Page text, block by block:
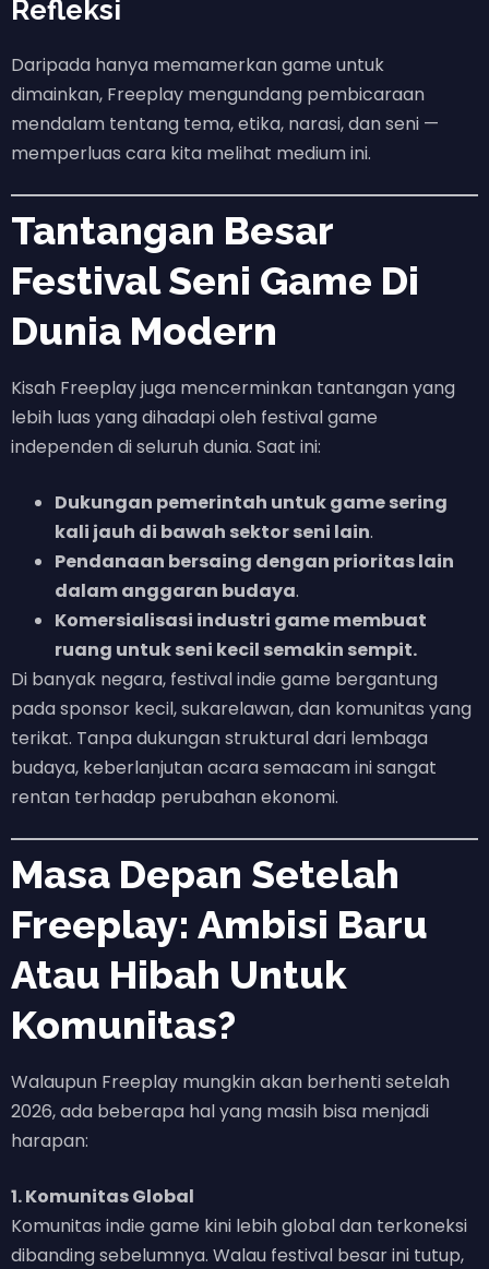
Refleksi
Daripada hanya memamerkan game untuk
dimainkan, Freeplay mengundang pembicaraan
mendalam tentang tema, etika, narasi, dan seni —
memperluas cara kita melihat medium ini.
Tantangan Besar
Festival Seni Game Di
Dunia Modern
Kisah Freeplay juga mencerminkan tantangan yang
lebih luas yang dihadapi oleh festival game
independen di seluruh dunia. Saat ini:
Dukungan pemerintah untuk game sering
kali jauh di bawah sektor seni lain.
Pendanaan bersaing dengan prioritas lain
dalam anggaran budaya.
Komersialisasi industri game membuat
ruang untuk seni kecil semakin sempit.
Di banyak negara, festival indie game bergantung
pada sponsor kecil, sukarelawan, dan komunitas yang
terikat. Tanpa dukungan struktural dari lembaga
budaya, keberlanjutan acara semacam ini sangat
rentan terhadap perubahan ekonomi.
Masa Depan Setelah
Freeplay: Ambisi Baru
Atau Hibah Untuk
Komunitas?
Walaupun Freeplay mungkin akan berhenti setelah
2026, ada beberapa hal yang masih bisa menjadi
harapan:
1. Komunitas Global
Komunitas indie game kini lebih global dan terkoneksi
dibanding sebelumnya. Walau festival besar ini tutup,